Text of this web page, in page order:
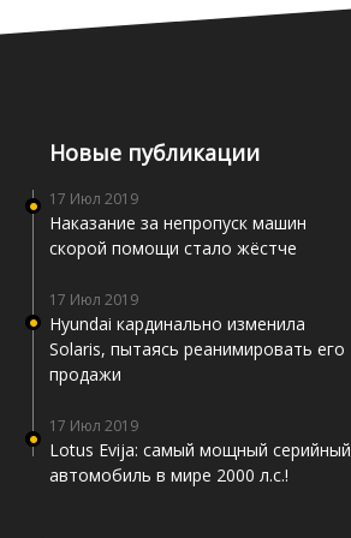
Новые публикации
17 Июл 2019
Наказание за непропуск машин
скорой помощи стало жёстче
17 Июл 2019
Hyundai кардинально изменила
Solaris, пытаясь реанимировать его
продажи
17 Июл 2019
Lotus Evija: самый мощный серийный
автомобиль в мире 2000 л.с.!